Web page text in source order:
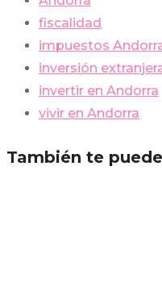
fiscalidad
impuestos
inversión
invertir en Andorra
vivir en Andorra
También te